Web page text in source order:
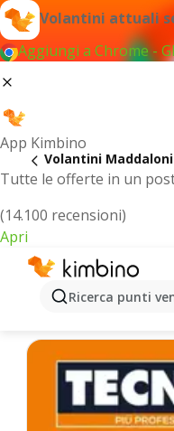
Volantini attuali
Aggiungi a Chrome -
App Kimbino
Tutte le offerte in un
(14.100 recensioni)
Apri
Ricerca punti
Volantini Maddaloni
Maddaloni -